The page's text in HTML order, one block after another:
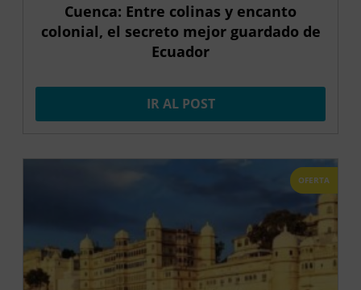
Cuenca: Entre colinas y encanto
colonial, el secreto mejor guardado de
Ecuador
IR AL POST
OFERTA